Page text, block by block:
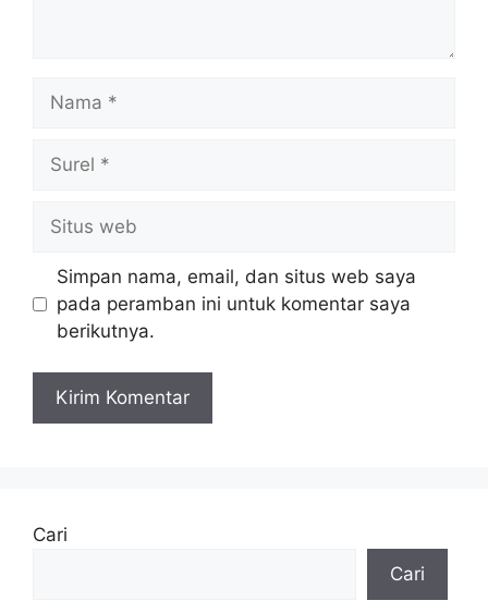
web
Simpan nama, email, dan situs web saya
pada peramban ini untuk komentar saya
berikutnya.
Cari
Cari